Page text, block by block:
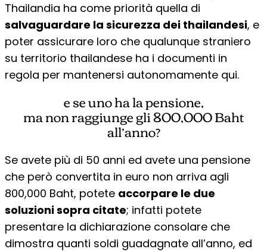
Thailandia ha come priorità quella di
salvaguardare la sicurezza dei thailandesi, e
poter assicurare loro che qualunque straniero
su territorio thailandese ha i documenti in
regola per mantenersi autonomamente qui.
e se uno ha la pensione,
ma non raggiunge gli 800,000 Baht
all’anno?
Se avete più di 50 anni ed avete una pensione
che però convertita in euro non arriva agli
800,000 Baht, potete accorpare le due
soluzioni sopra citate; infatti potete
presentare la dichiarazione consolare che
dimostra quanti soldi guadagnate all’anno, ed